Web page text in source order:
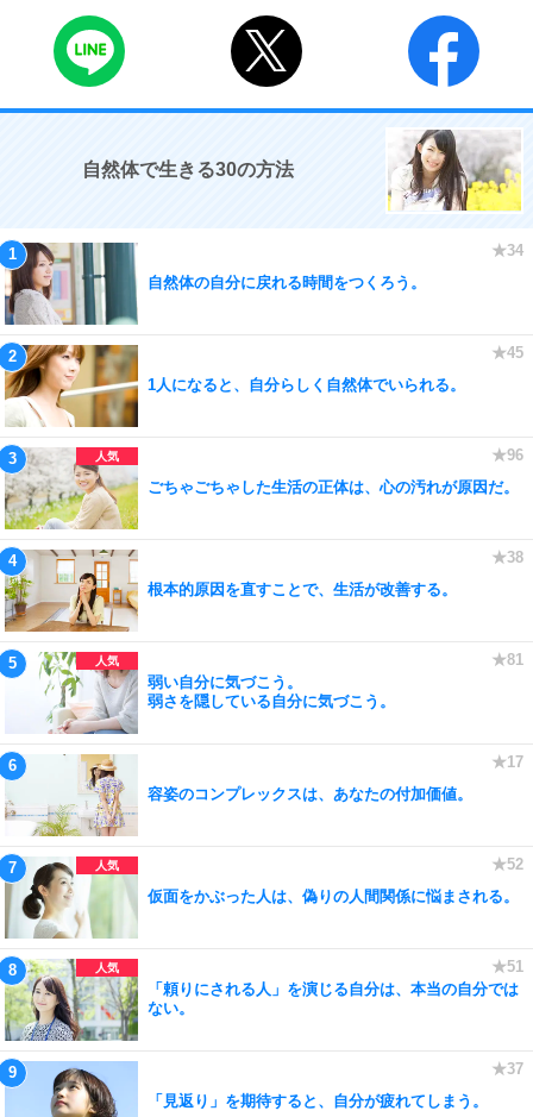
自然体で生きる30の方法
自然体の自分に戻れる時間をつくろう。
1人になると、自分らしく自然体でいられる。
ごちゃごちゃした生活の正体は、心の汚れが原因だ。
根本的原因を直すことで、生活が改善する。
弱い自分に気づこう。
弱さを隠している自分に気づこう。
容姿のコンプレックスは、あなたの付加価値。
仮面をかぶった人は、偽りの人間関係に悩まされる。
「頼りにされる人」を演じる自分は、本当の自分では
ない。
「見返り」を期待すると、自分が疲れてしまう。